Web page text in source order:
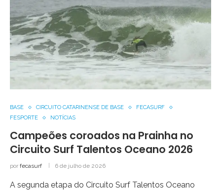
BASE CIRCUITO CATARINENSE DE BASE
FECASURF
FESPORTE
NOTÍCIAS
Campeões coroados na Prainha no
Circuito Surf Talentos Oceano 2026
por fecasurf 6 de julho de 2026
A segunda etapa do Circuito Surf Talentos Oceano